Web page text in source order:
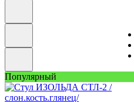
Популярный